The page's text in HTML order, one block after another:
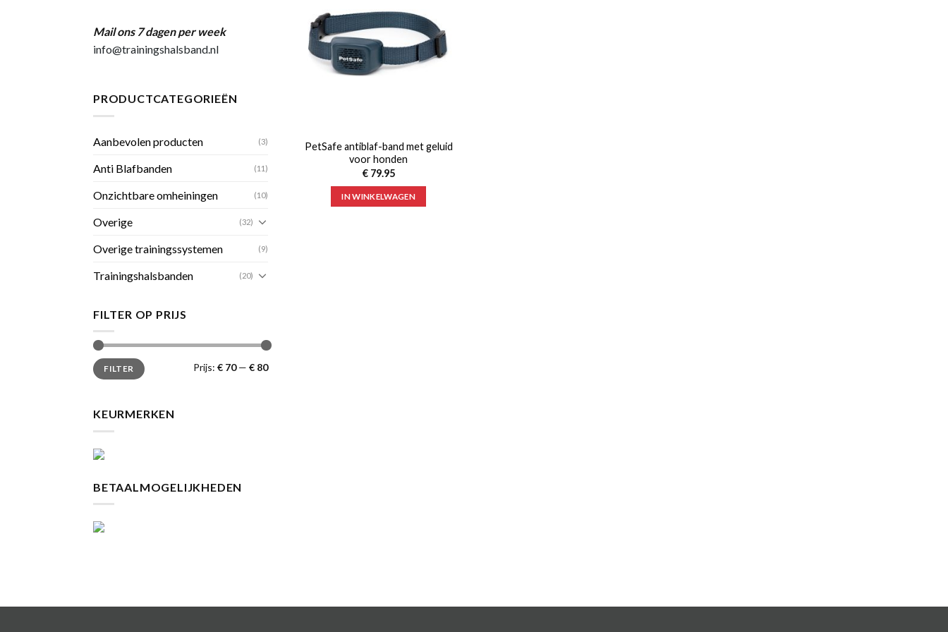
Mail ons 7 dagen per week
info@trainingshalsband.nl
PRODUCTCATEGORIEËN
Aanbevolen producten (3)
Anti Blafbanden (11)
Onzichtbare omheiningen (10)
Overige (32)
Overige trainingssystemen (9)
Trainingshalsbanden (20)
FILTER OP PRIJS
Min.
prijs
Max.
prijsFILTER Prijs: € 70— € 80
KEURMERKEN
BETAALMOGELIJKHEDEN
PetSafe antiblaf-band met geluid
voor honden
€79.95
IN WINKELWAGEN